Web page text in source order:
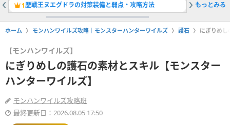
1歴戦王ヌエグドラの対策装備と弱点・攻略方法 2Switch2
もっとみる
ホーム モンハンワイルズ攻略｜モンスターハンターワイルズ 護石 にぎりめ
【モンハンワイルズ】
にぎりめしの護石の素材とスキル【モンスター
ハンターワイルズ】
モンハンワイルズ攻略班
最終更新日：2026.08.05 17:50